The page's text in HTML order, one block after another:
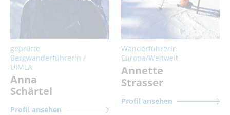
geprüfte
Bergwanderführerin /
UIMLA
Anna
Schärtel
Profil ansehen
Wanderführerin
Europa/Weltweit
Annette
Strasser
Profil ansehen